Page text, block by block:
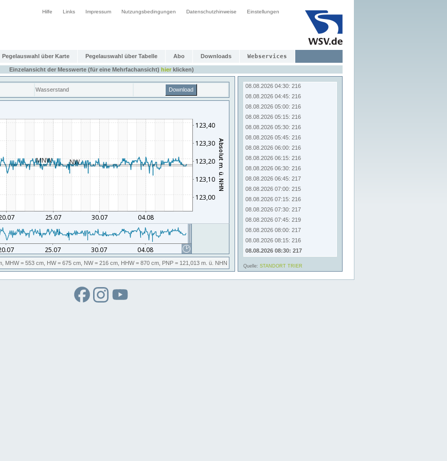
Hilfe Links Impressum Nutzungsbedingungen Datenschutzhinweise Einstellungen
Pegelauswahl über Karte Pegelauswahl über Tabelle Abo Downloads Webservices
Einzelansicht der Messwerte (für eine Mehrfachansicht) hierklicken)
Wasserstand Download
MHW= 553 cm, HW= 675 cm, NW= 216 cm, HHW= 870 cm, PNP = 121,013 m. ü. NHN
08.08.2026 02:45: 216
08.08.2026 03:45: 216
08.08.2026 04:00: 216
08.08.2026 04:15: 216
08.08.2026 04:30: 216
08.08.2026 04:45: 216
08.08.2026 05:00: 216
08.08.2026 05:15: 216
08.08.2026 05:30: 216
08.08.2026 05:45: 216
08.08.2026 06:00: 216
08.08.2026 06:15: 216
08.08.2026 06:30: 216
08.08.2026 06:45: 217
08.08.2026 07:00: 215
08.08.2026 07:15: 216
08.08.2026 07:30: 217
08.08.2026 07:45: 219
08.08.2026 08:00: 217
08.08.2026 08:15: 216
08.08.2026 08:30: 217
Quelle: STANDORT TRIER